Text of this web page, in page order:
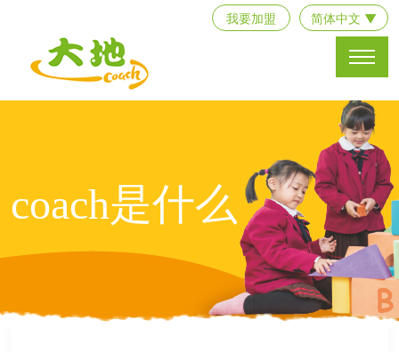
我要加盟 简体中文 ▼
coach是什么